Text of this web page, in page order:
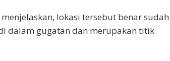
lokasi tersebut benar sudah
dalam gugatan dan merupakan titik